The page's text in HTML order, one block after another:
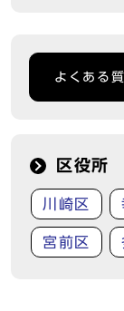
よくある
区役所
川崎区
宮前区